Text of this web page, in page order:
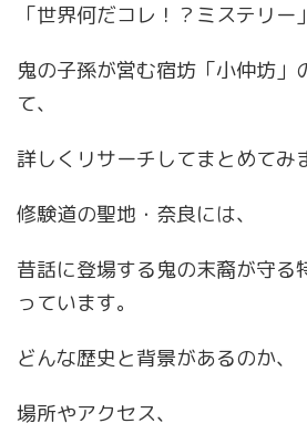
「世界何だコレ！？ミステリ
鬼の子孫が営む宿坊「小仲坊」
て、
詳しくリサーチしてまとめてみ
修験道の聖地・奈良には、
昔話に登場する鬼の末裔が守る
っています。
どんな歴史と背景があるのか、
場所やアクセス、